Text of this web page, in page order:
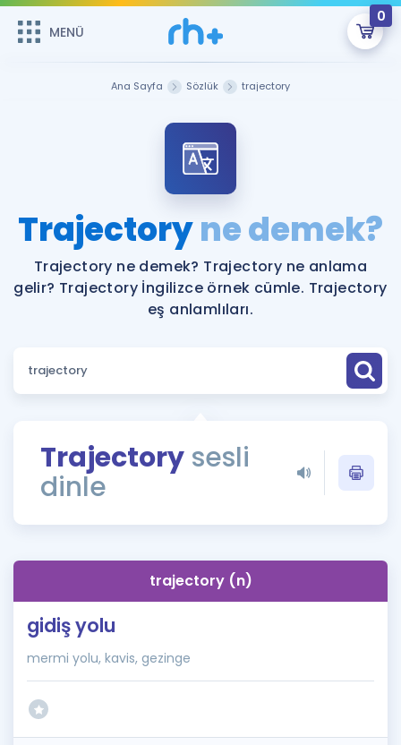
MENÜ
0
Şifremi Hatırlamıyorum
ÜYE DEĞİLİM
Sepetin Şu An Boş.
Remzi Hoca ile seni sınava hazırlayacak onlarca eğitim seni
bekliyor!
MENÜ
Katılımcı Görüşleri
Faydalı Araçlar
Sözlük
Rehberlik Aracı
ÖSYM Sınav Takvimi
İngilizce Gramer
Hakkımızda
Ana Sayfa Sözlük trajectory
Trajectoryne demek?
Trajectory ne demek? Trajectory ne anlama
gelir? Trajectory İngilizce örnek cümle. Trajectory
eş anlamlıları.
Trajectory sesli
dinle
trajectory (n)
gidiş yolu
mermi yolu, kavis, gezinge